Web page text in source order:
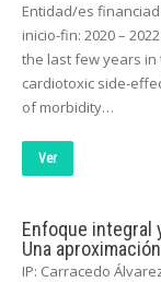
Entidad/es
inicio-fin: 2020 –
the last few years
cardiotoxic side-
of morbidity…
Ver
Enfoque integral
Una
IP: Carracedo